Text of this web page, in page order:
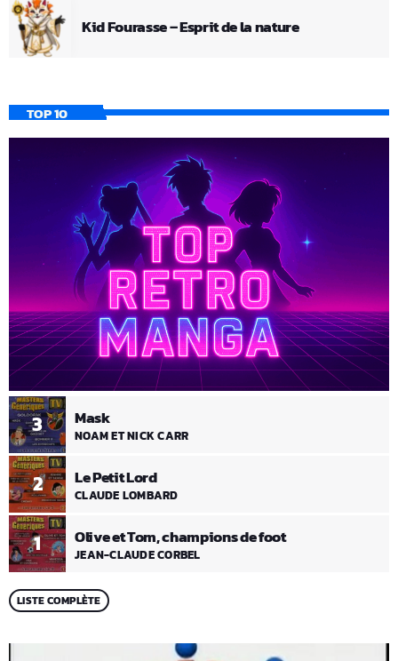
Kid Fourasse – Esprit de la nature
TOP 10
1 Olive et Tom, champions de foot
JEAN-CLAUDE CORBEL
2 Le Petit Lord
CLAUDE LOMBARD
3 Mask
NOAM ET NICK CARR
LISTE COMPLÈTE